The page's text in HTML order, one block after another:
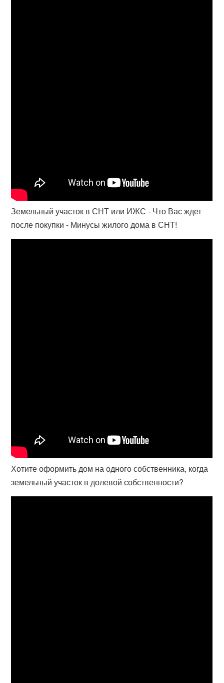
Земельный участок в СНТ или ИЖС - Что Вас ждет
после покупки - Минусы жилого дома в СНТ!
Хотите оформить дом на одного собственника, когда
земельный участок в долевой собственности?